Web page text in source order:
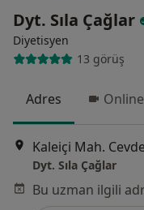
Dyt. Sıla Çağlar
Diyetisyen
13 görüş
Adres Online
Dyt. Sıla Çağlar